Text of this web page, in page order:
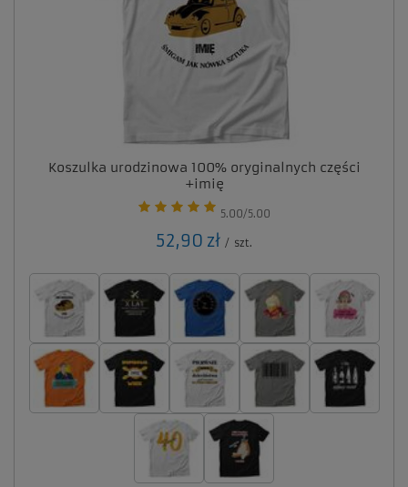
Koszulka urodzinowa 100% oryginalnych części
+imię
5.00/5.00
52,90 zł / szt.